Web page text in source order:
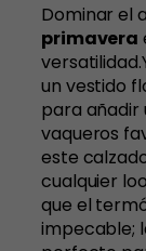
Dominar el
primavera
un vestido
para añadir
vaqueros
este
cualquier
que el
impecable;